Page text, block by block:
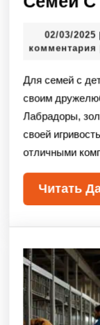
02/03/2025 |
комментария
Для семей с детьми идеальны породы, известные
своим
Лабрадоры,
своей
отличными
Читать